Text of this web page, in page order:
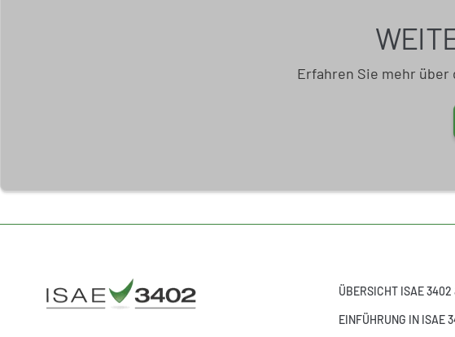
Erfahren Sie mehr über
ÜBERSICHT ISAE 3402
EINFÜHRUNG IN ISAE